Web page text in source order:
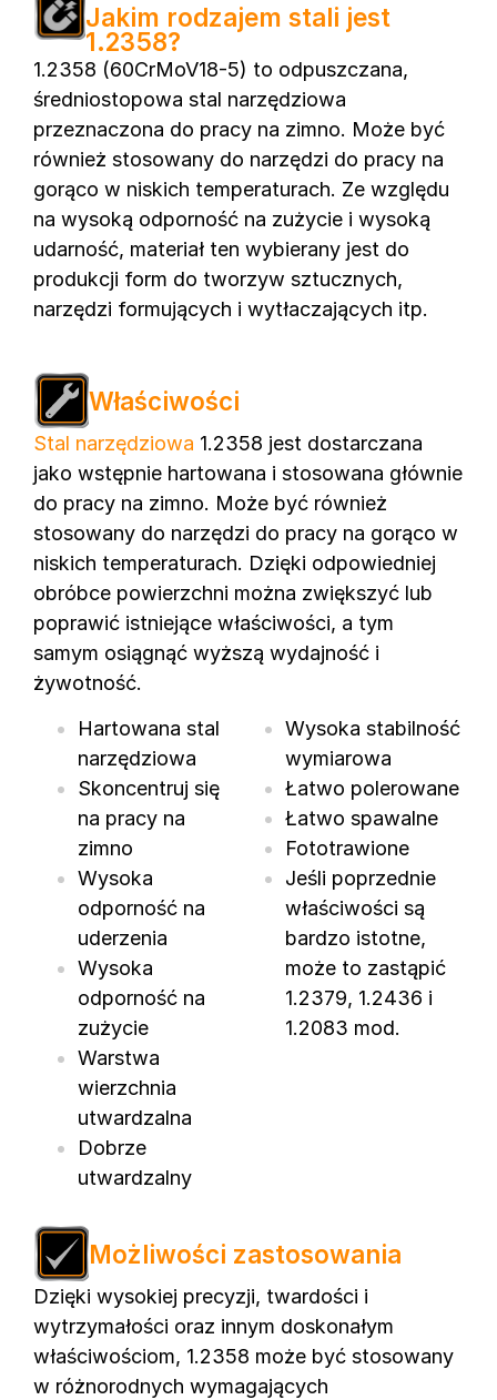
Jakim rodzajem stali jest
1.2358?
1.2358 (60CrMoV18-5) to odpuszczana,
średniostopowa stal narzędziowa
przeznaczona do pracy na zimno. Może być
również stosowany do narzędzi do pracy na
gorąco w niskich temperaturach. Ze względu
na wysoką odporność na zużycie i wysoką
udarność, materiał ten wybierany jest do
produkcji form do tworzyw sztucznych,
narzędzi formujących i wytłaczających itp.
Właściwości
Stal narzędziowa 1.2358 jest dostarczana
jako wstępnie hartowana i stosowana głównie
do pracy na zimno. Może być również
stosowany do narzędzi do pracy na gorąco w
niskich temperaturach. Dzięki odpowiedniej
obróbce powierzchni można zwiększyć lub
poprawić istniejące właściwości, a tym
samym osiągnąć wyższą wydajność i
żywotność.
Hartowana stal
narzędziowa
Skoncentruj się
na pracy na
zimno
Wysoka
odporność na
uderzenia
Wysoka
odporność na
zużycie
Warstwa
wierzchnia
utwardzalna
Dobrze
utwardzalny
Wysoka stabilność
wymiarowa
Łatwo polerowane
Łatwo spawalne
Fototrawione
Jeśli poprzednie
właściwości są
bardzo istotne,
może to zastąpić
1.2379, 1.2436 i
1.2083 mod.
Możliwości zastosowania
Dzięki wysokiej precyzji, twardości i
wytrzymałości oraz innym doskonałym
właściwościom, 1.2358 może być stosowany
w różnorodnych wymagających